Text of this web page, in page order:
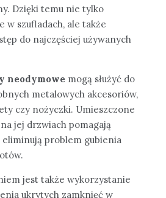
Dzięki temu nie tylko
w szufladach, ale także
do najczęściej używanych
neodymowe mogą służyć do
metalowych akcesoriów,
czy nożyczki. Umieszczone
jej drzwiach pomagają
problem gubienia
jest także wykorzystanie
ukrytych zamknięć w